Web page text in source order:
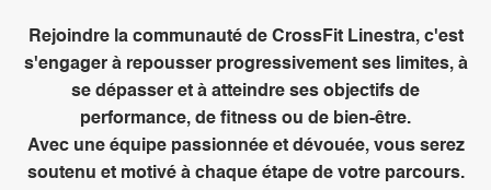
Rejoindre la communauté de CrossFit Linestra, c'est
s'engager à repousser progressivement ses limites, à
se dépasser et à atteindre ses objectifs de
performance, de fitness ou de bien-être.
Avec une équipe passionnée et dévouée, vous serez
soutenu et motivé à chaque étape de votre parcours.